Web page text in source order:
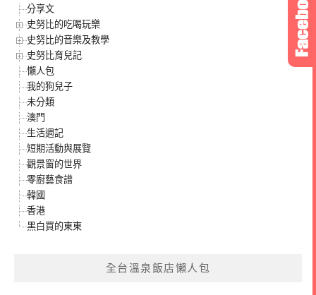
分享文
史努比的吃喝玩樂
史努比的音樂及教學
史努比育兒記
懶人包
我的狗兒子
未分類
澳門
生活週記
短期活動與展覽
觀景窗的世界
零廚藝食譜
韓國
香港
黑白買的東東
全台溫泉飯店懶人包